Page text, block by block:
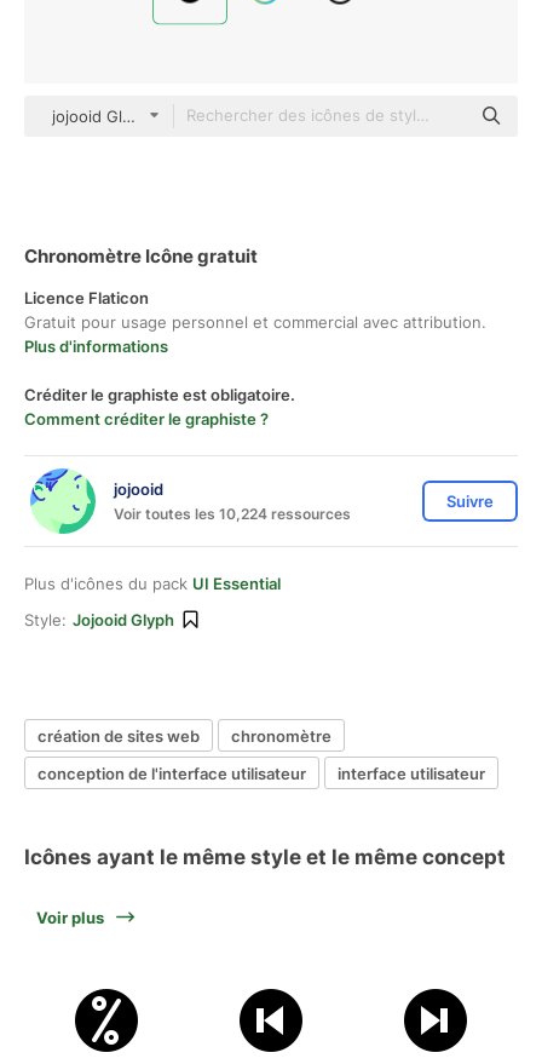
jojooid Glyph
Chronomètre Icône gratuit
Licence Flaticon
Gratuit pour usage personnel et commercial avec attribution.
Plus d'informations
Créditer le graphiste est obligatoire.
Comment créditer le graphiste ?
jojooid
Voir toutes les 10,224 ressources
Suivre
Plus d'icônes du pack UI Essential
Style: Jojooid Glyph
création de sites web
chronomètre
conception de l'interface utilisateur
interface utilisateur
Icônes ayant le même style et le même concept
Voir plus